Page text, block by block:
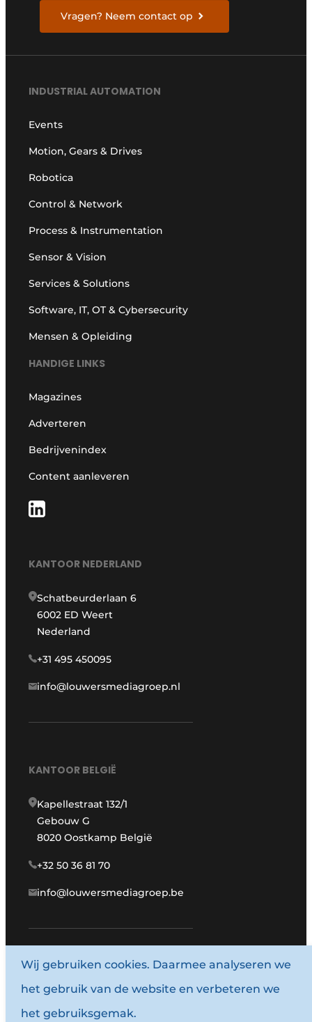
Vragen? Neem contact op
INDUSTRIAL AUTOMATION
Events
Motion, Gears & Drives
Robotica
Control & Network
Process & Instrumentation
Sensor & Vision
Services & Solutions
Software, IT, OT & Cybersecurity
Mensen & Opleiding
HANDIGE LINKS
Magazines
Adverteren
Bedrijvenindex
Content aanleveren
KANTOOR NEDERLAND
Schatbeurderlaan 6
6002 ED Weert
Nederland
+31 495 450095
info@louwersmediagroep.nl
KANTOOR BELGIË
Kapellestraat 132/1
Gebouw G
8020 Oostkamp België
+32 50 36 81 70
info@louwersmediagroep.be
www.louwersmediagroep.com
© 1987 - 2026 Louwersmediagroep.
Algemene voorwaarden
Wij gebruiken cookies. Daarmee analyseren we
het gebruik van de website en verbeteren we
het gebruiksgemak.